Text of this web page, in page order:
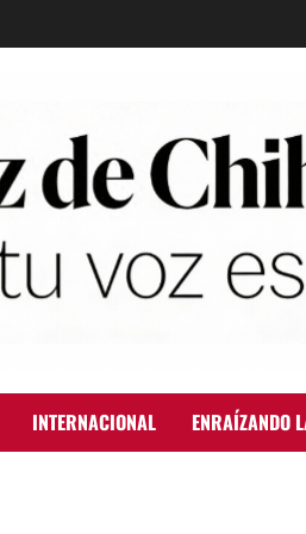
INTERNACIONAL ENRAÍZANDO